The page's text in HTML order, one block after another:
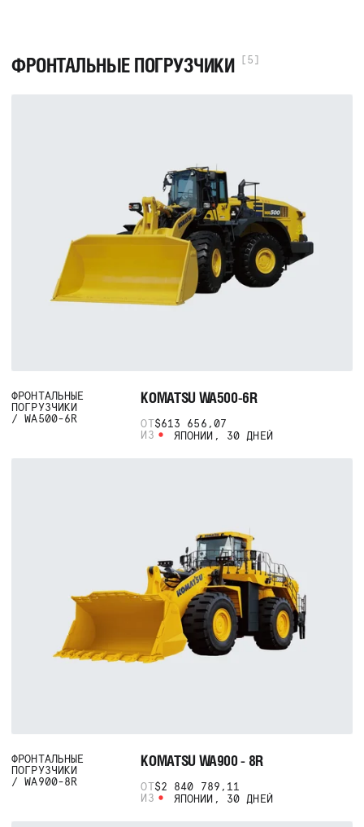
ФРОНТАЛЬНЫЕ ПОГРУЗЧИКИ [5]
WA500-6R
ФРОНТАЛЬНЫЕ
ПОГРУЗЧИКИ
KOMATSU WA500-6R
ОТ$613 656,07
ИЗ
ЯПОНИИ, 30 ДНЕЙ
WA900-8R
ФРОНТАЛЬНЫЕ
ПОГРУЗЧИКИ
KOMATSU WA900 - 8R
ОТ$2 840 789,11
ИЗ
ЯПОНИИ, 30 ДНЕЙ